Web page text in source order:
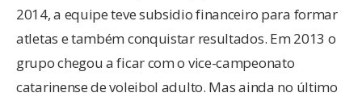
2014, a equipe teve subsidio financeiro para formar
atletas e também conquistar resultados. Em 2013 o
grupo chegou a ficar com o vice-campeonato
catarinense de voleibol adulto. Mas ainda no último